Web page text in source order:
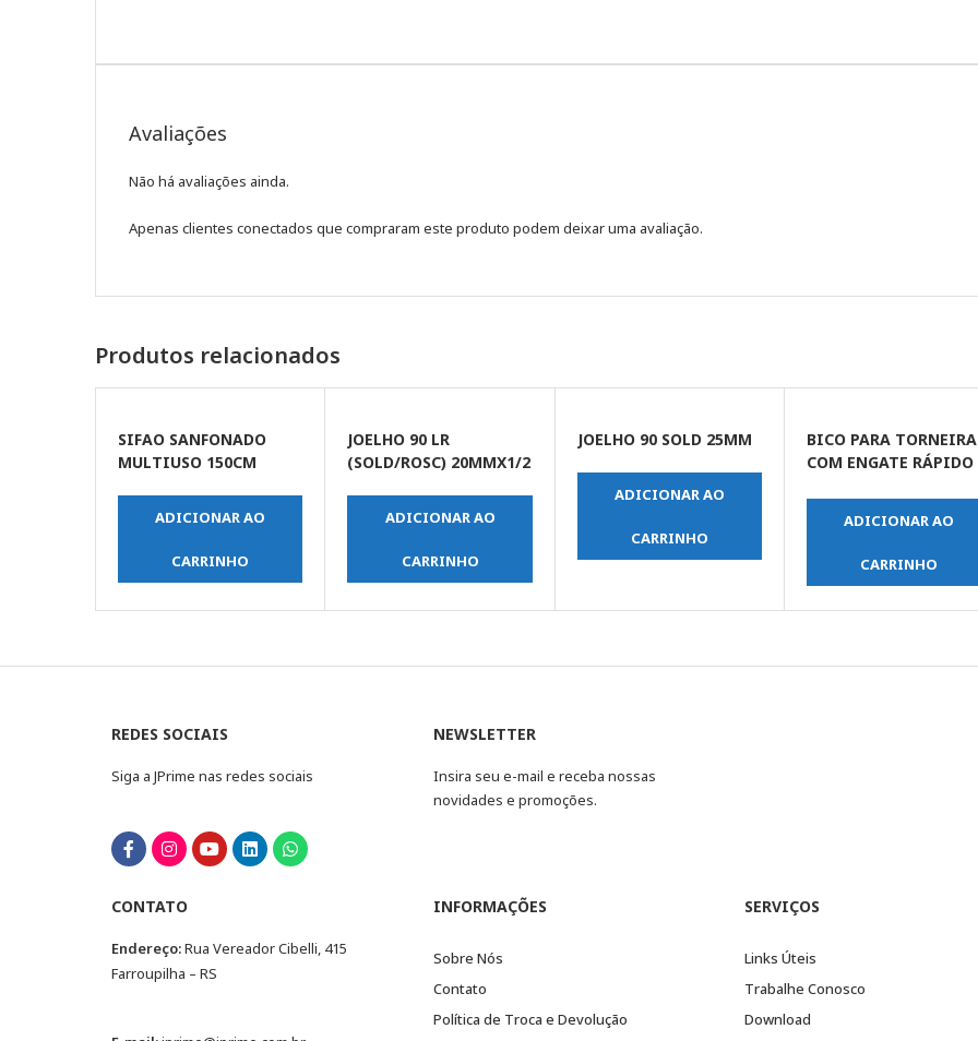
Avaliações
Não há avaliações ainda.
Apenas clientes conectados que compraram este produto podem deixar uma avaliação.
Produtos relacionados
SIFAO SANFONADO
MULTIUSO 150CM
ADICIONAR AO
CARRINHO
JOELHO 90 LR
(SOLD/ROSC) 20MMX1/2
ADICIONAR AO
CARRINHO
JOELHO 90 SOLD 25MM
ADICIONAR AO
CARRINHO
BICO PARA TORNEIRA
COM ENGATE RÁPIDO
ADICIONAR AO
CARRINHO
REDES SOCIAIS
Siga a JPrime nas redes sociais
NEWSLETTER
Insira seu e-mail e receba nossas
novidades e promoções.
CONTATO
Endereço:Rua Vereador Cibelli, 415
Farroupilha – RS
INFORMAÇÕES
Sobre Nós
Contato
Política de Troca e Devolução
SERVIÇOS
Links Úteis
Trabalhe Conosco
Download